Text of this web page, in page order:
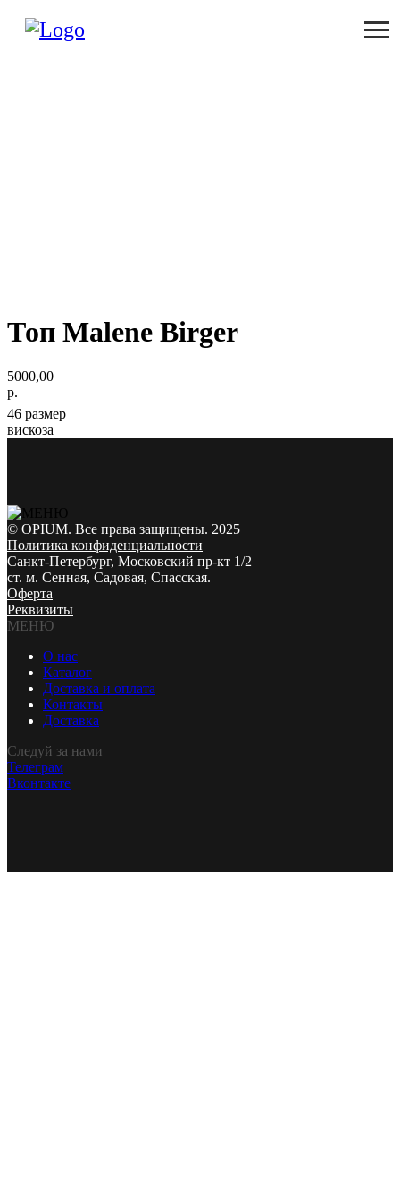
Топ Malene Birger
5000,00
р.
46 размер
вискоза
© OPIUM. Все права защищены. 2025
Политика конфиденциальности
Санкт-Петербург, Московский пр-кт 1/2
ст. м. Сенная, Садовая, Спасская.
Оферта
Реквизиты
МЕНЮ
О нас
Каталог
Доставка и оплата
Контакты
Доставка
Следуй за нами
Телеграм
Вконтакте